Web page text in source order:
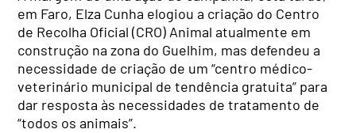
em Faro, Elza Cunha elogiou a criação do Centro
de Recolha Oficial (CRO) Animal atualmente em
construção na zona do Guelhim, mas defendeu a
necessidade de criação de um “centro médico-
veterinário municipal de tendência gratuita” para
dar resposta às necessidades de tratamento de
“todos os animais”.